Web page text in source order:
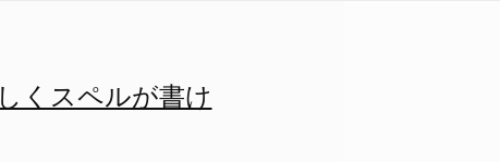
くスペルが書け